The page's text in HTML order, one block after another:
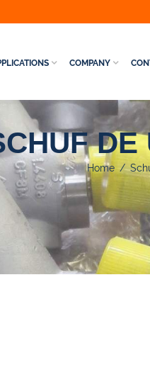
COMPANY
DE
Home /